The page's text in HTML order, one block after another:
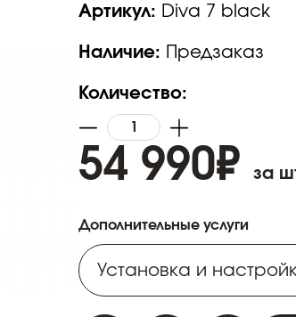
Артикул: Diva 7 black
Наличие: Предзаказ
Количество:
54 990₽ за
Дополнительные услуги
Установка и